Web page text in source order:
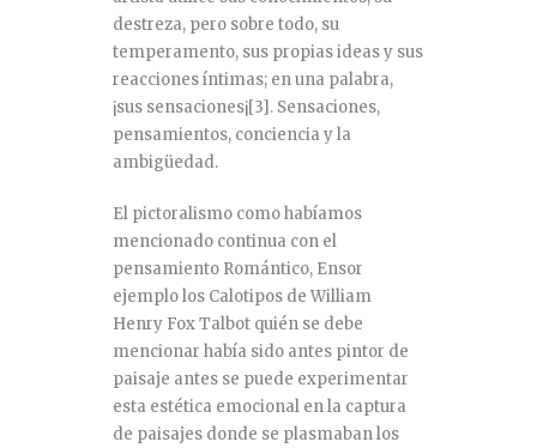
destreza, pero sobre todo, su
temperamento, sus propias ideas y sus
reacciones íntimas; en una palabra,
¡sus sensaciones¡[3]. Sensaciones,
pensamientos, conciencia y la
ambigüedad.
El pictoralismo como habíamos
mencionado continua con el
pensamiento Romántico, Ensor
ejemplo los Calotipos de William
Henry Fox Talbot quién se debe
mencionar había sido antes pintor de
paisaje antes se puede experimentar
esta estética emocional en la captura
de paisajes donde se plasmaban los